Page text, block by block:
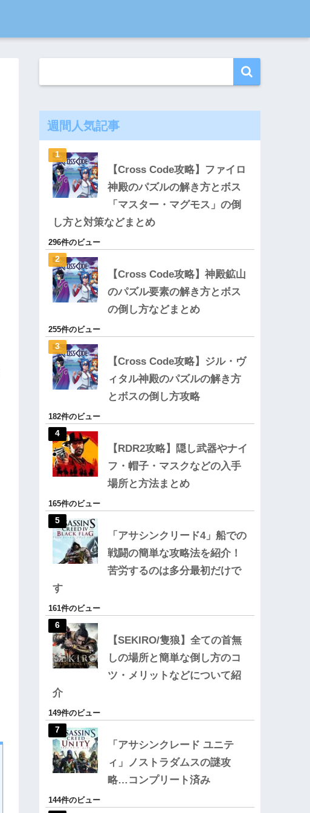
週間人気記事
【Cross Code攻略】ファイロ
神殿のパズルの解き方とボス
「マスター・マグモス」の倒
し方と対策などまとめ
296件のビュー
【Cross Code攻略】神殿鉱山
のパズル要素の解き方とボス
の倒し方などまとめ
255件のビュー
【Cross Code攻略】ジル・ヴ
ィタル神殿のパズルの解き方
とボスの倒し方攻略
182件のビュー
【RDR2攻略】隠し武器やナイ
フ・帽子・マスクなどの入手
場所と方法まとめ
165件のビュー
「アサシンクリード4」船での
戦闘の簡単な攻略法を紹介！
苦労するのは多分最初だけで
す
161件のビュー
【SEKIRO/隻狼】全ての首無
しの場所と簡単な倒し方のコ
ツ・メリットなどについて紹
介
149件のビュー
「アサシンクレード ユニテ
ィ」ノストラダムスの謎攻
略…コンプリート済み
144件のビュー